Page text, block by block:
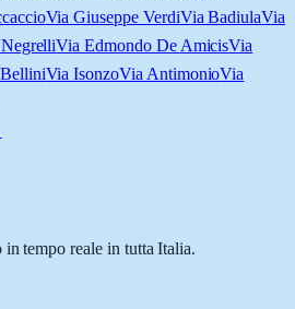
Via Giuseppe VerdiVia BadiulaVia
Via Edmondo De AmicisVia
Via IsonzoVia AntimonioVia
tempo reale in tutta Italia.